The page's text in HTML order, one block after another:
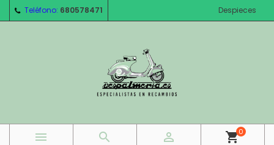
Teléfono: 680578471 Despieces
   shopping_cart0